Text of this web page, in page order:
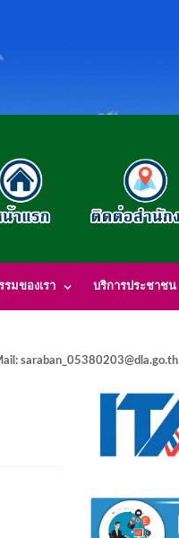
รมของเรา บริการประชาชน
saraban_05380203@dla.go.th